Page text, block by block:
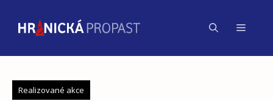
obsah
Menu
Realizované akce